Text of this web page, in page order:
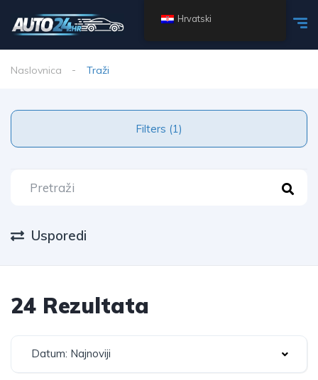
Naslovnica Traži
Filters (1)
Usporedi
24 Rezultata
Datum: Najnoviji
Hrvatski